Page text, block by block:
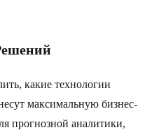
какие технологии
максимальную бизнес-
прогнозной аналитики,